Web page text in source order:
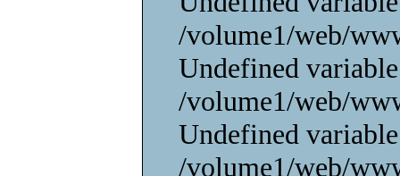
/volume1/web/
Undefined
/volume1/web/
Undefined
/volume1/web/